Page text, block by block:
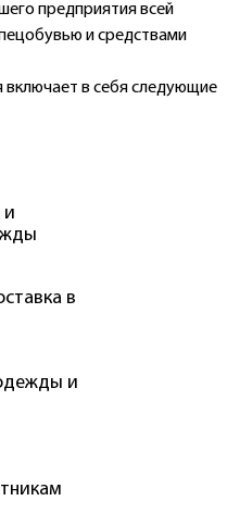
предприятия всей
и средствами
в себя следующие
и
в
и